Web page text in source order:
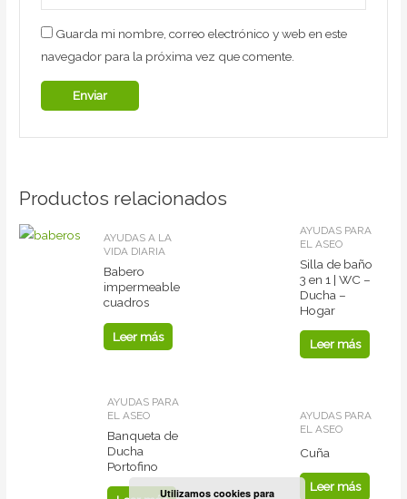
Guarda mi nombre, correo electrónico y web en este
navegador para la próxima vez que comente.
Productos relacionados
AYUDAS A LA
VIDA DIARIA
Babero
impermeable
cuadros
Leer más
AYUDAS PARA
EL ASEO
Silla de baño
3 en 1 | WC –
Ducha –
Hogar
Leer más
AYUDAS PARA
EL ASEO
Banqueta de
Ducha
Portofino
AYUDAS PARA
EL ASEO
Cuña
Leer más
Utilizamos cookies para